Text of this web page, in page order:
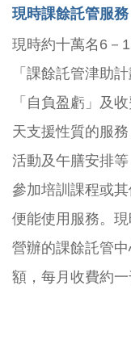
現時課餘託管服
現時約十萬名 6 －
「課餘託管津助
「自負盈虧」及
天支援性質的服
活動及午膳安排
參加培訓課程或
便能使用服務。
營辦的課餘託管
額，每月收費約一